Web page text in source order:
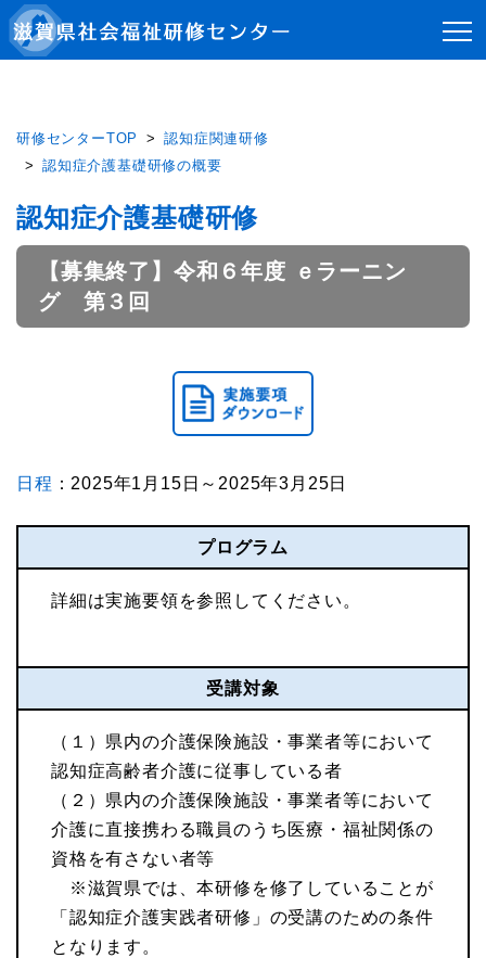
研修センターTOP
認知症関連研修
認知症介護基礎研修の概要
認知症介護基礎研修
【募集終了】令和６年度 ｅラーニン
グ 第３回
日程 ：2025年1月15日～2025年3月25日
プログラム
詳細は実施要領を参照してください。
受講対象
（１）県内の介護保険施設・事業者等において
認知症高齢者介護に従事している者
（２）県内の介護保険施設・事業者等において
介護に直接携わる職員のうち医療・福祉関係の
資格を有さない者等
※滋賀県では、本研修を修了していることが
「認知症介護実践者研修」の受講のための条件
となります。